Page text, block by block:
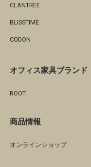
CLANTREE
BLISSTIME
CODON
オフィス家具ブランド
ROOT
商品情報
オンラインショップ